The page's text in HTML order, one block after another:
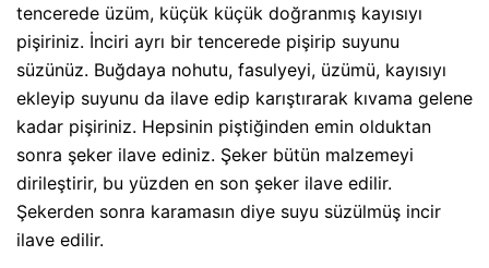
tencerede üzüm, küçük küçük doğranmış kayısıyı
pişiriniz. İnciri ayrı bir tencerede pişirip suyunu
süzünüz. Buğdaya nohutu, fasulyeyi, üzümü, kayısıyı
ekleyip suyunu da ilave edip karıştırarak kıvama gelene
kadar pişiriniz. Hepsinin piştiğinden emin olduktan
sonra şeker ilave ediniz. Şeker bütün malzemeyi
dirileştirir, bu yüzden en son şeker ilave edilir.
Şekerden sonra karamasın diye suyu süzülmüş incir
ilave edilir.